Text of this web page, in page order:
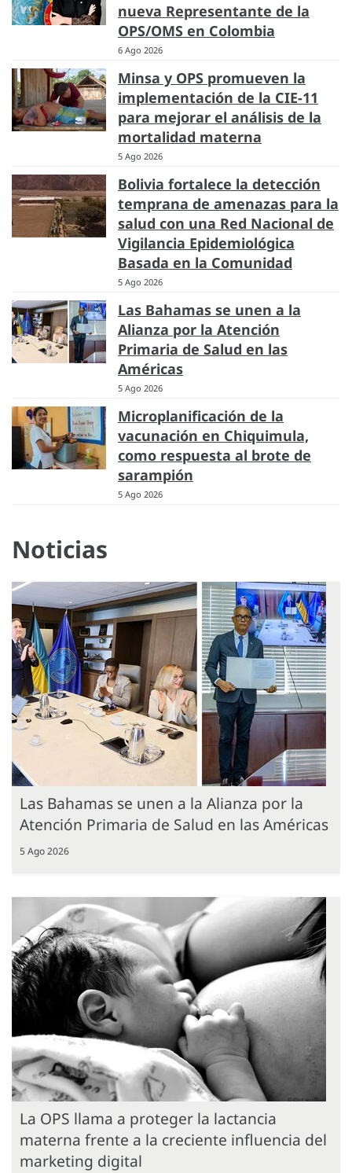
nueva Representante de la
OPS/OMS en Colombia
6 Ago 2026
Minsa y OPS promueven la
implementación de la CIE-11
para mejorar el análisis de la
mortalidad materna
5 Ago 2026
Bolivia fortalece la detección
temprana de amenazas para la
salud con una Red Nacional de
Vigilancia Epidemiológica
Basada en la Comunidad
5 Ago 2026
Las Bahamas se unen a la
Alianza por la Atención
Primaria de Salud en las
Américas
5 Ago 2026
Microplanificación de la
vacunación en Chiquimula,
como respuesta al brote de
sarampión
5 Ago 2026
Noticias
Las Bahamas se unen a la Alianza por la
Atención Primaria de Salud en las Américas
5 Ago 2026
La OPS llama a proteger la lactancia
materna frente a la creciente influencia del
marketing digital